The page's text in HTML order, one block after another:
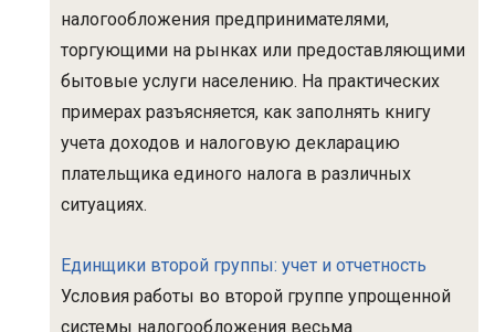
налогообложения предпринимателями,
торгующими на рынках или предоставляющими
бытовые услуги населению. На практических
примерах разъясняется, как заполнять книгу
учета доходов и налоговую декларацию
плательщика единого налога в различных
ситуациях.
Единщики второй группы: учет и отчетность
Условия работы во второй группе упрощенной
системы налогообложения весьма